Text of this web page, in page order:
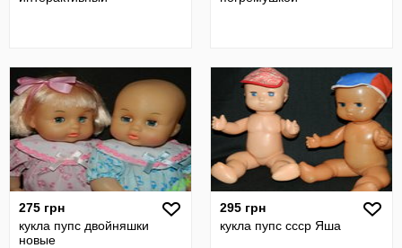
275 грн
кукла пупс двойняшки
новые
295 грн
кукла пупс ссср Яша